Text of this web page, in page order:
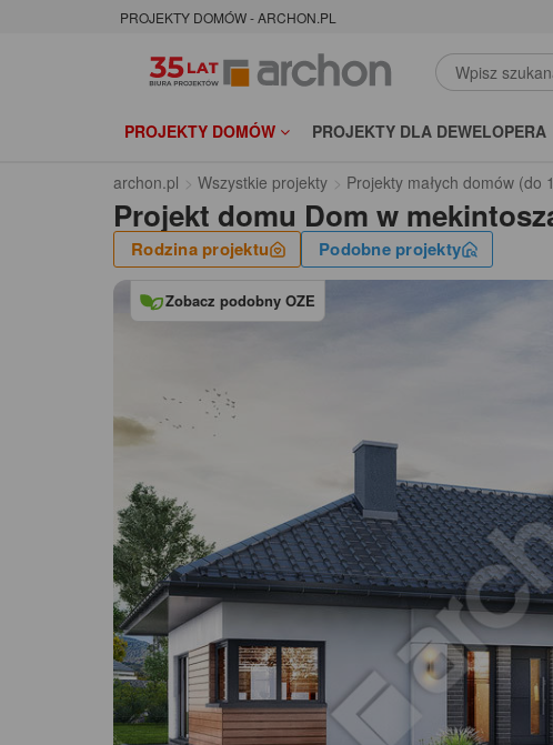
PROJEKTY DOMÓW - ARCHON.PL
PROJEKTY DOMÓW PROJEKTY DLA DEWELOPERA
archon.pl Wszystkie projekty Projekty małych domów (do
Projekt domu Dom w
Rodzina projektu Podobne projekty
Zobacz podobny OZE